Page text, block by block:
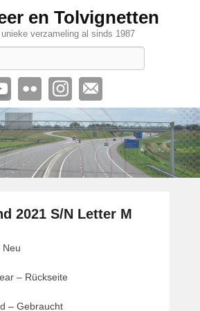
en Tolvignetten
unieke verzameling al sinds 1987
2021 S/N Letter M
Neu
– Rückseite
– Gebraucht